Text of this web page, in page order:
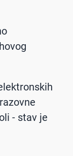
- stav je